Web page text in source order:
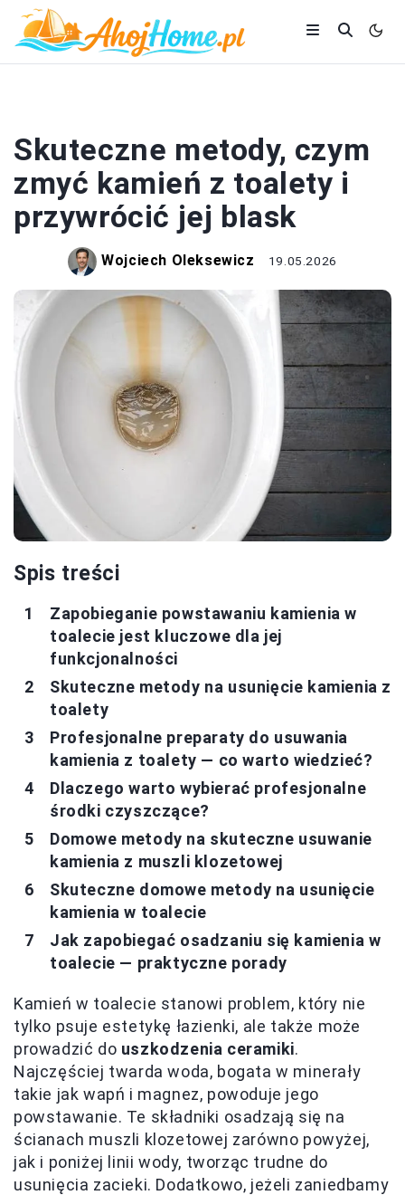
Skuteczne metody, czym
zmyć kamień z toalety i
przywrócić jej blask
Wojciech Oleksewicz 19.05.2026
Spis treści
Zapobieganie powstawaniu kamienia w
toalecie jest kluczowe dla jej
funkcjonalności
Skuteczne metody na usunięcie kamienia z
toalety
Profesjonalne preparaty do usuwania
kamienia z toalety — co warto wiedzieć?
Dlaczego warto wybierać profesjonalne
środki czyszczące?
Domowe metody na skuteczne usuwanie
kamienia z muszli klozetowej
Skuteczne domowe metody na usunięcie
kamienia w toalecie
Jak zapobiegać osadzaniu się kamienia w
toalecie — praktyczne porady
Kamień w toalecie stanowi problem, który nie
tylko psuje estetykę łazienki, ale także może
prowadzić do uszkodzenia ceramiki.
Najczęściej twarda woda, bogata w minerały
takie jak wapń i magnez, powoduje jego
powstawanie. Te składniki osadzają się na
ścianach muszli klozetowej zarówno powyżej,
jak i poniżej linii wody, tworząc trudne do
usunięcia zacieki. Dodatkowo, jeżeli zaniedbamy